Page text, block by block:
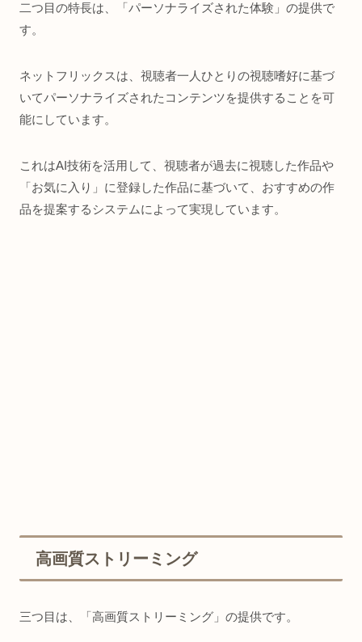
二つ目の特長は、「パーソナライズされた体験」の提供で
す。
ネットフリックスは、視聴者一人ひとりの視聴嗜好に基づ
いてパーソナライズされたコンテンツを提供することを可
能にしています。
これはAI技術を活用して、視聴者が過去に視聴した作品や
「お気に入り」に登録した作品に基づいて、おすすめの作
品を提案するシステムによって実現しています。
高画質ストリーミング
三つ目は、「高画質ストリーミング」の提供です。